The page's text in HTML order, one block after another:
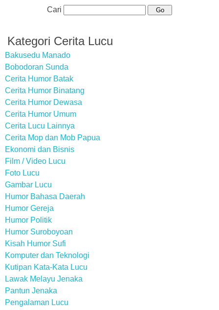
Cari
Kategori Cerita Lucu
Bakusedu Manado
Bobodoran Sunda
Cerita Humor Batak
Cerita Humor Binatang
Cerita Humor Dewasa
Cerita Humor Umum
Cerita Lucu Lainnya
Cerita Mop dan Mob Papua
Ekonomi dan Bisnis
Film / Video Lucu
Foto Lucu
Gambar Lucu
Humor Bahasa Daerah
Humor Gereja
Humor Politik
Humor Suroboyoan
Kisah Humor Sufi
Komputer dan Teknologi
Kutipan Kata-Kata Lucu
Lawak Melayu Jenaka
Pantun Jenaka
Pengalaman Lucu